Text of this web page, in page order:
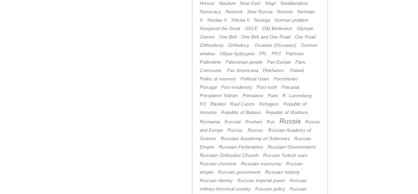
History
Nazism Near East Negri
Neoliberalism
Netocracy
Network New Russia Newton
Nicholas
II
Nicolas II Nikolai II Noriega
Norman problem
Novgorod the Great
OSCE Old Believers
Olympic
Games
One Belt One Belt and One Road One Road
Orthodoxy Orthodoxy. Osowiec (Ossowitz)
Overton
window
Oбраз будущего PR; PRC Pakistan
Palestine Palestinian people Pan-Europe
Paris
Commune.
Pax Americana Plekhanov;
Poland
Politic of memory
Political Islam
Poroshenko
Portugal
Post-modernity Post-truth Precariat
President Yeltsin Primakov Putin
R. Luxemburg
R3
Raskol Raul Castro Refugees
Republic of
Armenia
Republic of Belarus Republic of Moldova
Romania Rosstat Rouhani Rus Russia
Russia
and Europe
Russia. Russia;
Russian Academy of
Science
Russian Academy of Sciences
Russian
Empire
Russian Federation
Russian Government
Russian Orthodox Church
Russian Turkish wars
Russian chronicle
Russian economy
Russian
empire
Russian government Russian history
Russian identity Russian imperial power
Russian
military-historical society
Russian policy Russian